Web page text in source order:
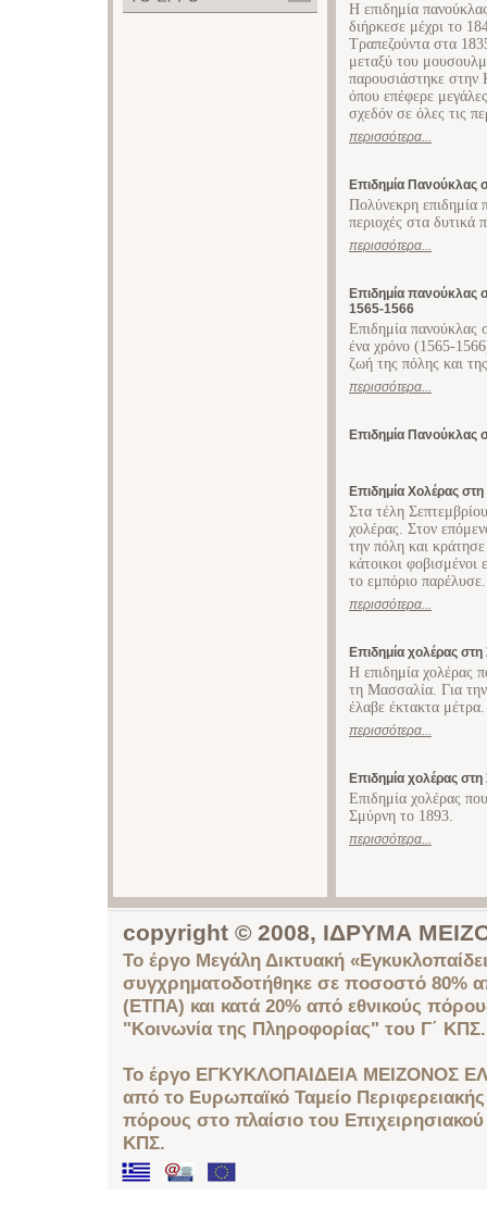
Η επιδημία
διήρκεσε μέχρι το
Τραπεζούντα στα
μεταξύ του
παρουσιάστηκε στην
όπου επέφερε
σχεδόν σε όλες τις
περισσότερα...
Επιδημία Πανούκλας
Πολύνεκρη επιδημία
περιοχές στα δυτικά
περισσότερα...
Επιδημία πανούκλας
1565-1566
Επιδημία πανούκλας
ένα χρόνο (1565-
ζωή της πόλης και
περισσότερα...
Επιδημία Πανούκλας
Επιδημία Χολέρας
Στα τέλη
χολέρας. Στον
την πόλη και
κάτοικοι
το εμπόριο παρέλυσε.
περισσότερα...
Επιδημία χολέρας
Η επιδημία χολέρας
τη Μασσαλία. Για
έλαβε έκτακτα μέτρα.
περισσότερα...
Επιδημία χολέρας
Επιδημία χολέρας
Σμύρνη το 1893.
περισσότερα...
copyright © 2008, ΙΔΡΥΜΑ
Το έργο Μεγάλη Δικτυακή
συγχρηματοδοτήθηκε σε ποσοστό 80%
(ΕΤΠΑ) και κατά 20% από εθνικούς
"Κοινωνία της Πληροφορίας" του Γ΄ ΚΠΣ.
Το έργο ΕΓΚΥΚΛΟΠΑΙΔΕΙΑ ΜΕΙΖΟΝΟΣ
από το Ευρωπαϊκό Ταμείο
πόρους στο πλαίσιο του
ΚΠΣ.